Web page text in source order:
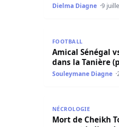
Dielma Diagne 9
FOOTBALL
Amical Sénégal
dans la Tanière
Souleymane Diagne
NÉCROLOGIE
Mort de Cheikh